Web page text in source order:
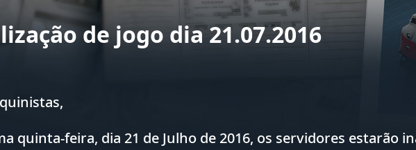
de jogo dia 21.07.2016
quinta-feira, dia 21 de Julho de 2016, os servidores estarão